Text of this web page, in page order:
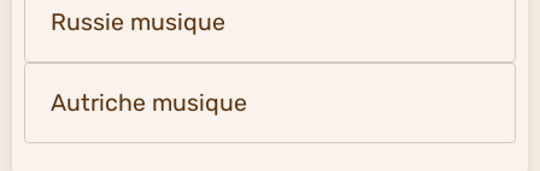
Russie musique
Autriche musique